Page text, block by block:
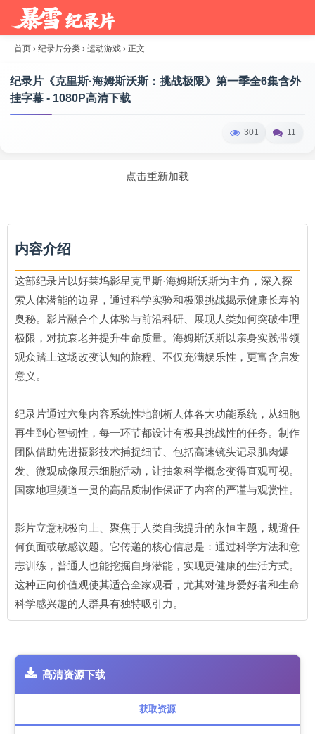
首页 › 纪录片分类 › 运动游戏 › 正文
纪录片《克里斯·海姆斯沃斯：挑战极限》第一季全6集含外
挂字幕 - 1080P高清下载
301 11
点击重新加载
内容介绍
这部纪录片以好莱坞影星克里斯·海姆斯沃斯为主角，深入探
索人体潜能的边界，通过科学实验和极限挑战揭示健康长寿的
奥秘。影片融合个人体验与前沿科研、展现人类如何突破生理
极限，对抗衰老并提升生命质量。海姆斯沃斯以亲身实践带领
观众踏上这场改变认知的旅程、不仅充满娱乐性，更富含启发
意义。
纪录片通过六集内容系统性地剖析人体各大功能系统，从细胞
再生到心智韧性，每一环节都设计有极具挑战性的任务。制作
团队借助先进摄影技术捕捉细节、包括高速镜头记录肌肉爆
发、微观成像展示细胞活动，让抽象科学概念变得直观可视。
国家地理频道一贯的高品质制作保证了内容的严谨与观赏性。
影片立意积极向上、聚焦于人类自我提升的永恒主题，规避任
何负面或敏感议题。它传递的核心信息是：通过科学方法和意
志训练，普通人也能挖掘自身潜能，实现更健康的生活方式。
这种正向价值观使其适合全家观看，尤其对健身爱好者和生命
科学感兴趣的人群具有独特吸引力。
高清资源下载
获取资源